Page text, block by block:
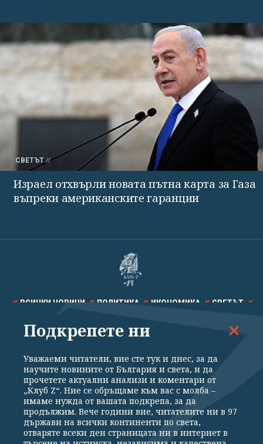
СВЕТЪТ
Израел отхвърли новата пътна карта за Газа
въпреки американските гаранции
ВСИЧКИ НОВИНИ ПОЛИТИКА ИКОНОМИКА СВЕТЪТ
СПОРТ КУЛТУРА ТЕХНОЛОГИИ КАЛЕЙДОСКОП
Общи условия
Политика за поверителност
Реклама
Партньори Контакти
За Клуб Z
Подкрепете ни
Уважаеми читатели, вие сте тук и днес, за да
научите новините от България и света, и да
прочетете актуални анализи и коментари от
„Клуб Z“. Ние се обръщаме към вас с молба –
имаме нужда от вашата подкрепа, за да
продължим. Вече години вие, читателите ни в 97
държави на всички континенти по света,
отваряте всеки ден страницата ни в интернет в